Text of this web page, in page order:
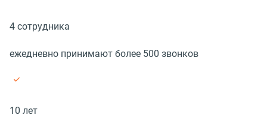
4 сотрудника
ежедневно принимают более 500 звонков
10 лет